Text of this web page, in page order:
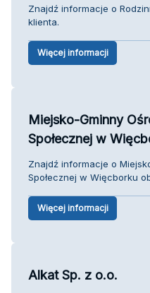
Znajdź informacje o
klienta.
Więcej informacji
Miejsko-Gminny
Społecznej w
Znajdź informacje o
Społecznej w Więcborku
Więcej informacji
Alkat Sp. z o.o.